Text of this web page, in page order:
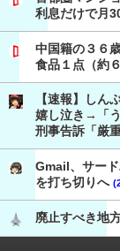
利息だけで月
中国籍の３６
食品１点（約
【速報】しん
嬉し泣き→「
刑事告訴「厳
Gmail、サー
を打ち切りへ
廃止すべき地